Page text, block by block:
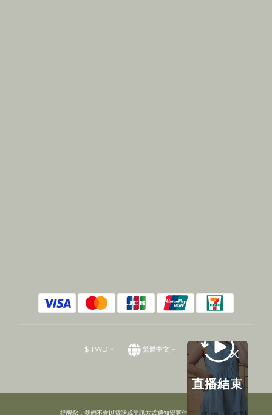
$ TWD 繁體中文
提醒您，我們不會以電話或簡訊方式通知變更付款方式。
直播結束